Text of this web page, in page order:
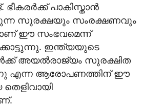
പാകിസ്താൻ
സുരക്ഷയും സംരക്ഷണവും
ഈ സംഭവമെന്ന്
ഇന്ത്യയുടെ
അയൽരാജ്യം സുരക്ഷിത
എന്ന ആരോപണത്തിന് ഈ